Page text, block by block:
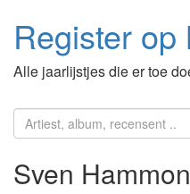
Register
Alle jaarlijstjes die er toe
Sven